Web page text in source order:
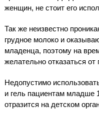
женщин, не стоит его
Так же неизвестно
грудное молоко и
младенца, поэтому на
желательно отказаться от
Недопустимо
и гель пациентам младше
отразится на детском